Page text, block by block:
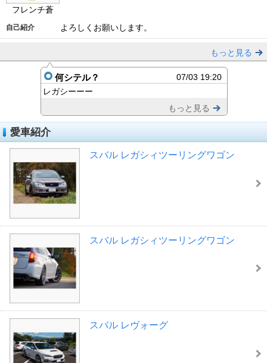
フレンチ蒼
自己紹介 よろしくお願いします。
もっと見る
何シテル？
07/03 19:20
レガシーーー
もっと見る
愛車紹介
スバル レガシィツーリングワゴン
スバル レガシィツーリングワゴン
スバル レヴォーグ